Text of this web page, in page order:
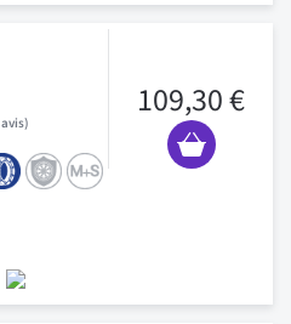
avis
109,30 €